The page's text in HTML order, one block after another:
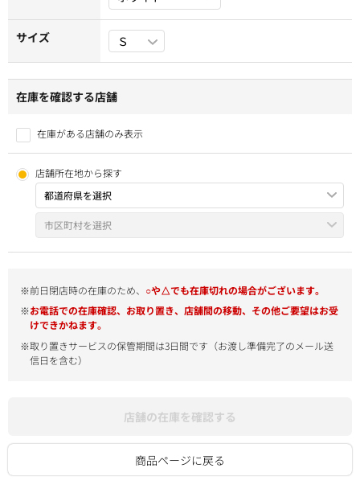
サイズ
在庫を確認する店舗
在庫がある店舗のみ表示
店舗所在地から探す
※前日閉店時の在庫のため、 ○や△でも在庫切れの場合がございます。
※お電話での在庫確認、お取り置き、店舗間の移動、その他ご要望はお受
けできかねます。
※取り置きサービスの保管期間は3日間です（お渡し準備完了のメール送
信日を含む）
店舗の在庫を確認する
商品ページに戻る